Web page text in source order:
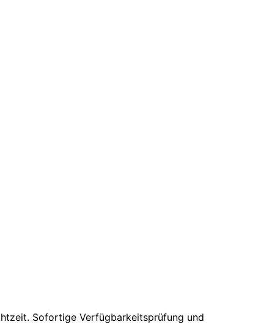
Sofortige Verfügbarkeitsprüfung und